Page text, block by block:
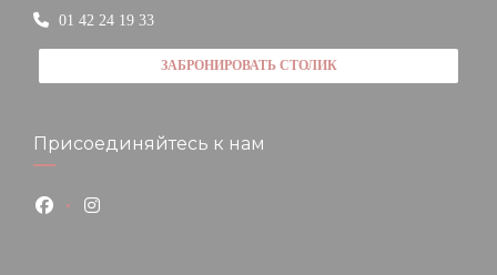
01 42 24 19 33
ЗАБРОНИРОВАТЬ СТОЛИК
Присоединяйтесь к нам
Facebook ((открывается в новом окне))
Instagram ((открывается в новом окне))